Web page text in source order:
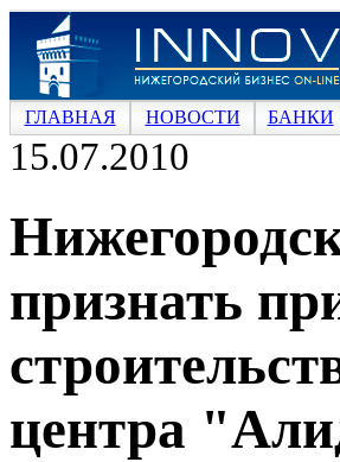
ГЛАВНАЯ НОВОСТИ БАНКИ
15.07.2010
признать
центра